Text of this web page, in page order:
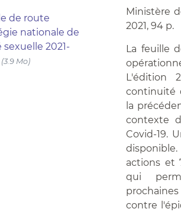
Ministère
2021, 94 p.
La feuille
L'édition
continuité
la
contexte
Covid-19.
actions et
qui
contre